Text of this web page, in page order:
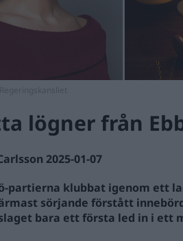
lögner från
2025-01-07
partierna klubbat igenom ett
sörjande förstått
bara ett första led in i ett